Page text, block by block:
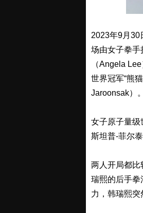
2023年9月30
场由女子拳手
（Angela
世界冠军“熊
Jaroonsak）。
女子原子量级
斯坦普-菲尔
两人开局都比
瑞熙的后手拳
力，韩瑞熙突